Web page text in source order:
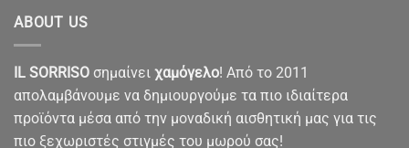
ABOUT US
IL SORRISO σημαίνει χαμόγελο! Από το 2011
απολαμβάνουμε να δημιουργούμε τα πιο ιδιαίτερα
προϊόντα μέσα από την μοναδική αισθητική μας για τις
πιο ξεχωριστές στιγμές του μωρού σας!